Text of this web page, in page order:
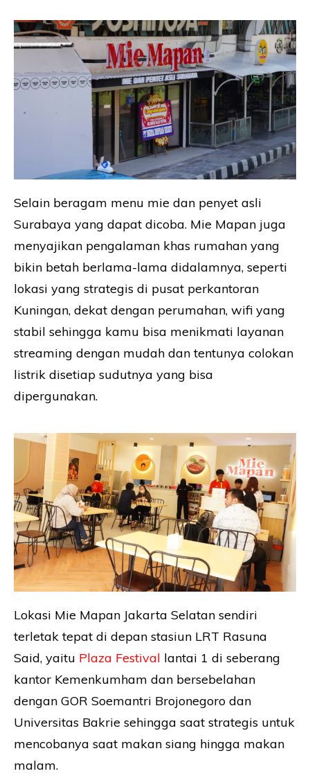
Selain beragam menu mie dan penyet asli
Surabaya yang dapat dicoba. Mie Mapan juga
menyajikan pengalaman khas rumahan yang
bikin betah berlama-lama didalamnya, seperti
lokasi yang strategis di pusat perkantoran
Kuningan, dekat dengan perumahan, wifi yang
stabil sehingga kamu bisa menikmati layanan
streaming dengan mudah dan tentunya colokan
listrik disetiap sudutnya yang bisa
dipergunakan.
Lokasi Mie Mapan Jakarta Selatan sendiri
terletak tepat di depan stasiun LRT Rasuna
Said, yaitu Plaza Festival lantai 1 di seberang
kantor Kemenkumham dan bersebelahan
dengan GOR Soemantri Brojonegoro dan
Universitas Bakrie sehingga saat strategis untuk
mencobanya saat makan siang hingga makan
malam.